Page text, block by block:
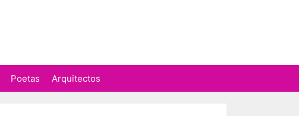
Poetas Arquitectos